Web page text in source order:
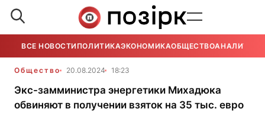
ВСЕ НОВОСТИ ПОЛИТИКАЭКОНОМИКАОБЩЕСТВОАНАЛИТИКА
Общество 20.08.2024 18:23
Экс-замминистра энергетики Михадюка
обвиняют в получении взяток на 35 тыс. евро